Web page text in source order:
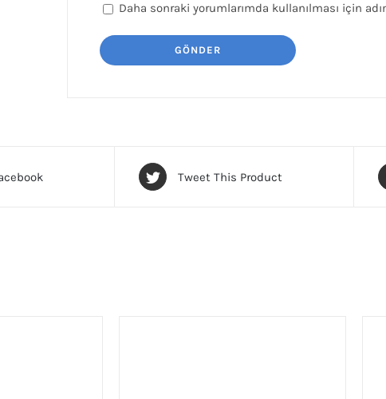
Daha sonraki yorumlarımda kullanılması için
Tweet This Product